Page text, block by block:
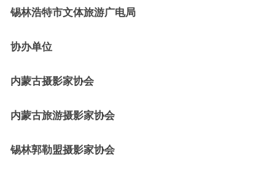
锡林浩特市文体旅游广电局
协办单位
内蒙古摄影家协会
内蒙古旅游摄影家协会
锡林郭勒盟摄影家协会